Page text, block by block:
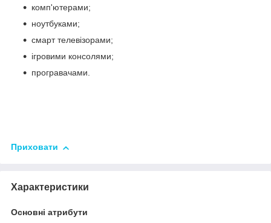
комп'ютерами;
ноутбуками;
смарт телевізорами;
ігровими консолями;
програвачами.
Приховати
Характеристики
Основні атрибути